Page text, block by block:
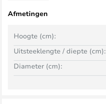
Afmetingen
Hoogte (cm):
Uitsteeklengte / diepte (cm):
Diameter (cm):